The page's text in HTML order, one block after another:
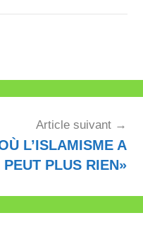
Article suivant
L’ISLAMISME A
PLUS RIEN»